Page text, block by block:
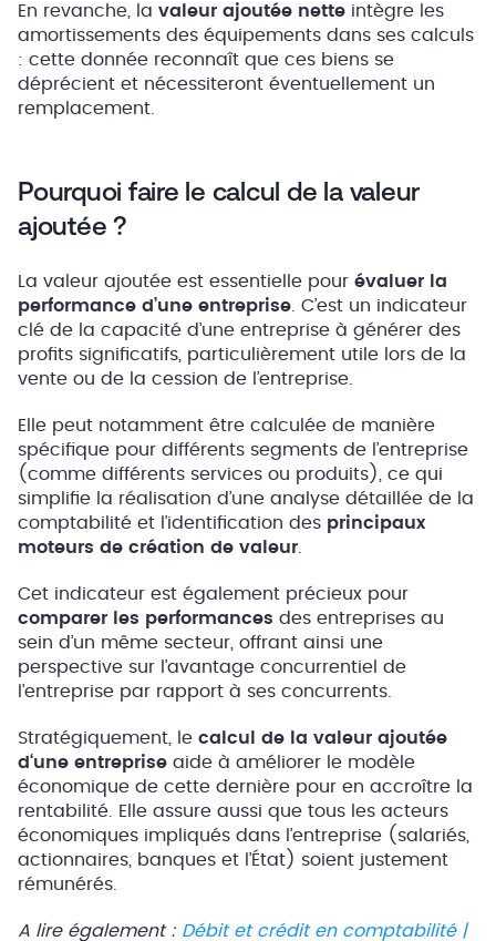
En revanche, la valeur ajoutée nette intègre les
amortissements des équipements dans ses calculs
: cette donnée reconnaît que ces biens se
déprécient et nécessiteront éventuellement un
remplacement.
Pourquoi faire le calcul de la valeur
ajoutée ?
La valeur ajoutée est essentielle pour évaluer la
performance d’une entreprise . C’est un indicateur
clé de la capacité d’une entreprise à générer des
profits significatifs, particulièrement utile lors de la
vente ou de la cession de l’entreprise.
Elle peut notamment être calculée de manière
spécifique pour différents segments de l’entreprise
(comme différents services ou produits), ce qui
simplifie la réalisation d’une analyse détaillée de la
comptabilité et l’identification des principaux
moteurs de création de valeur
Cet indicateur est également précieux pour
comparer les performances des entreprises au
sein d’un même secteur, offrant ainsi une
perspective sur l’avantage concurrentiel de
l’entreprise par rapport à ses concurrents.
Stratégiquement, le calcul de la valeur ajoutée
d‘une entreprise aide à améliorer le modèle
économique de cette dernière pour en accroître la
rentabilité. Elle assure aussi que tous les acteurs
économiques impliqués dans l’entreprise (salariés,
actionnaires, banques et l’État) soient justement
rémunérés.
A lire également : Débit et crédit en comptabilité |